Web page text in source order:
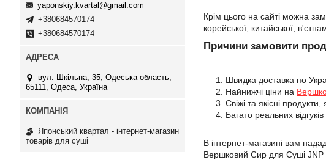
Крім цього на сайті можна
корейської, китайської,
Причини замовити
Швидка доставка по
Найнижчі ціни на
Свіжі та якісні продукти,
Багато реальних
В інтернет-магазині вам
Вершковий Сир для Суші JNP
yaponskiy.kvartal@gmail.com
+380684570174
+380684570174
вул. Шкільна, 35, Одеська область,
65111, Одеса, Україна
Японський квартал - інтернет-магазин
товарів для суші